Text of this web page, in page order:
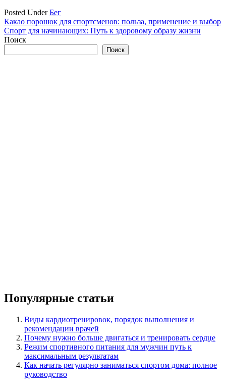
Posted UnderБег
Навигация
по
Какао порошок для спортсменов: польза, применение и выбор
Спорт для начинающих: Путь к здоровому образу жизни
Поиск
Поиск
Популярные статьи
Виды кардиотренировок, порядок выполнения и
рекомендации врачей
Почему нужно больше двигаться и тренировать сердце
Режим спортивного питания для мужчин путь к
максимальным результатам
Как начать регулярно заниматься спортом дома: полное
руководство